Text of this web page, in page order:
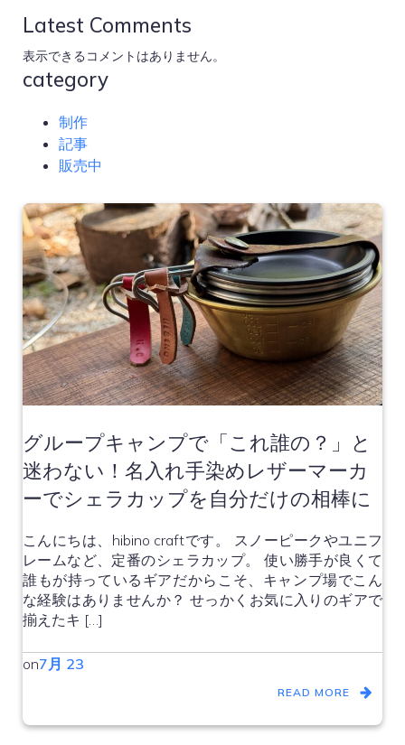
Latest Comments
表示できるコメントはありません。
category
制作
記事
販売中
グループキャンプで「これ誰の？」と
迷わない！名入れ手染めレザーマーカ
ーでシェラカップを自分だけの相棒に
こんにちは、hibino craftです。 スノーピークやユニフ
レームなど、定番のシェラカップ。 使い勝手が良くて
誰もが持っているギアだからこそ、キャンプ場でこん
な経験はありませんか？ せっかくお気に入りのギアで
揃えたキ […]
on7月 23
READ MORE